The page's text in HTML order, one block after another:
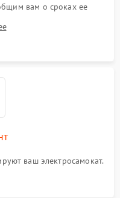
вам о сроках ее
ваш электросамокат.